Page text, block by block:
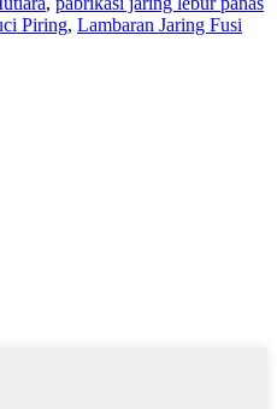
Piring, Lambaran Jaring Fusi